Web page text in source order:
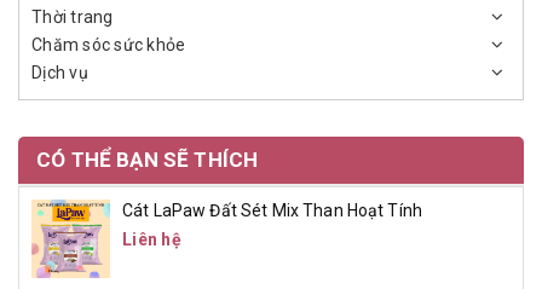
Thời trang
Chăm sóc sức khỏe
Dịch vụ
CÓ THỂ BẠN SẼ THÍCH
Cát LaPaw Đất Sét Mix Than Hoạt Tính
Liên hệ